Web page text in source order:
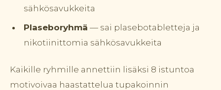
sähkösavukkeita
Plaseboryhmä — sai plasebotabletteja ja
nikotiinittomia sähkösavukkeita
Kaikille ryhmille annettiin lisäksi 8 istuntoa
motivoivaa haastattelua tupakoinnin